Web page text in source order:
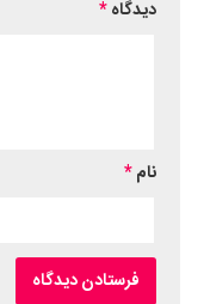
دیدگاه*
نام*